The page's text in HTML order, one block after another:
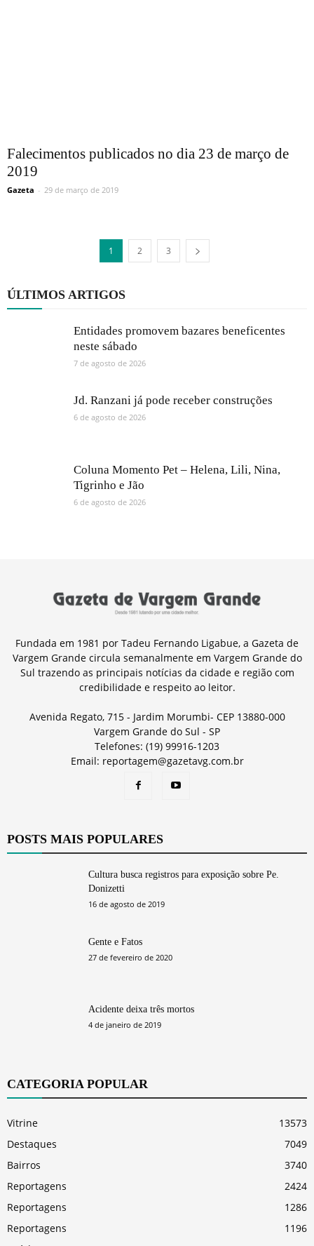
Falecimentos publicados no dia 23 de março de
2019
Gazeta - 29 de março de 2019
1 2 3
ÚLTIMOS ARTIGOS
Entidades promovem bazares beneficentes
neste sábado
7 de agosto de 2026
Jd. Ranzani já pode receber construções
6 de agosto de 2026
Coluna Momento Pet – Helena, Lili, Nina,
Tigrinho e Jão
6 de agosto de 2026
Fundada em 1981 por Tadeu Fernando Ligabue, a Gazeta de
Vargem Grande circula semanalmente em Vargem Grande do
Sul trazendo as principais notícias da cidade e região com
credibilidade e respeito ao leitor.
Avenida Regato, 715 - Jardim Morumbi- CEP 13880-000
Vargem Grande do Sul - SP
Telefones: (19) 99916-1203
Email: reportagem@gazetavg.com.br
POSTS MAIS POPULARES
Cultura busca registros para exposição sobre Pe.
Donizetti
16 de agosto de 2019
Gente e Fatos
27 de fevereiro de 2020
Acidente deixa três mortos
4 de janeiro de 2019
CATEGORIA POPULAR
Vitrine
13573
Destaques
7049
Bairros
3740
Reportagens
2424
Reportagens
1286
Reportagens
1196